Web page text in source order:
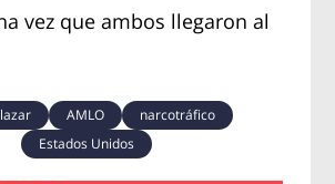
vez que ambos llegaron al
AMLO
narcotráfico
Estados Unidos